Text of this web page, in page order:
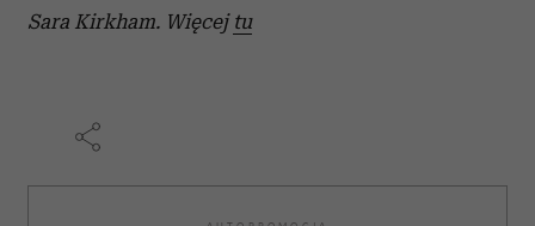
Sara Kirkham. Więcej tu